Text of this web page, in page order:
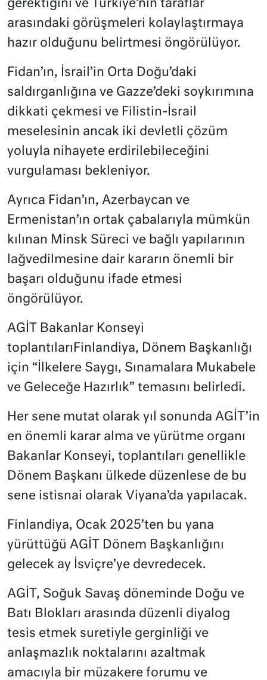
gerektiğini ve Türkiye’nin taraflar
arasındaki görüşmeleri kolaylaştırmaya
hazır olduğunu belirtmesi öngörülüyor.
Fidan’ın, İsrail’in Orta Doğu’daki
saldırganlığına ve Gazze’deki soykırımına
dikkati çekmesi ve Filistin-İsrail
meselesinin ancak iki devletli çözüm
yoluyla nihayete erdirilebileceğini
vurgulaması bekleniyor.
Ayrıca Fidan’ın, Azerbaycan ve
Ermenistan’ın ortak çabalarıyla mümkün
kılınan Minsk Süreci ve bağlı yapılarının
lağvedilmesine dair kararın önemli bir
başarı olduğunu ifade etmesi
öngörülüyor.
AGİT Bakanlar Konseyi
toplantılarıFinlandiya, Dönem Başkanlığı
için “İlkelere Saygı, Sınamalara Mukabele
ve Geleceğe Hazırlık” temasını belirledi.
Her sene mutat olarak yıl sonunda AGİT’in
en önemli karar alma ve yürütme organı
Bakanlar Konseyi, toplantıları genellikle
Dönem Başkanı ülkede düzenlese de bu
sene istisnai olarak Viyana’da yapılacak.
Finlandiya, Ocak 2025’ten bu yana
yürüttüğü AGİT Dönem Başkanlığını
gelecek ay İsviçre’ye devredecek.
AGİT, Soğuk Savaş döneminde Doğu ve
Batı Blokları arasında düzenli diyalog
tesis etmek suretiyle gerginliği ve
anlaşmazlık noktalarını azaltmak
amacıyla bir müzakere forumu ve